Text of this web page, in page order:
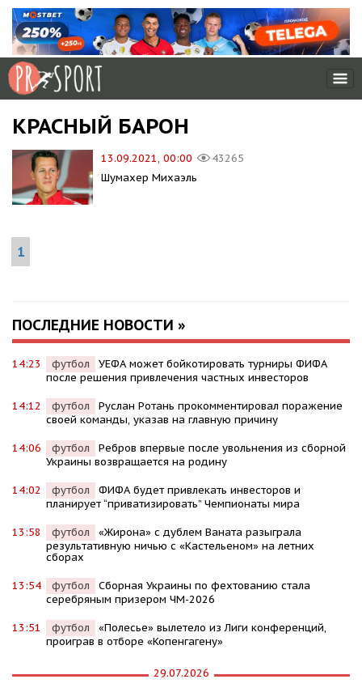
КРАСНЫЙ БАРОН
13.09.2021, 00:00
43265
Шумахер Михаэль
1
ПОСЛЕДНИЕ НОВОСТИ »
14:23 футбол
УЕФА может бойкотировать турниры ФИФА
после решения привлечения частных инвесторов
14:12 футбол
Руслан Ротань прокомментировал поражение
своей команды, указав на главную причину
14:06 футбол
Ребров впервые после увольнения из сборной
Украины возвращается на родину
14:02 футбол
ФИФА будет привлекать инвесторов и
планирует “приватизировать” Чемпионаты мира
13:58 футбол
«Жирона» с дублем Ваната разыграла
результативную ничью с «Кастельеном» на летних
сборах
13:54 футбол
Сборная Украины по фехтованию стала
серебряным призером ЧМ-2026
13:51 футбол
«Полесье» вылетело из Лиги конференций,
проиграв в отборе «Копенгагену»
29.07.2026